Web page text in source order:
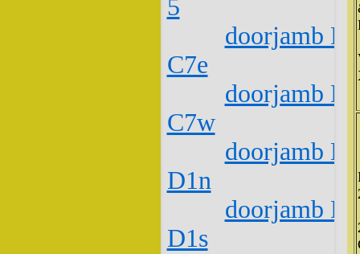
5
doorjamb
C7e
doorjamb
C7w
doorjamb
D1n
doorjamb
D1s